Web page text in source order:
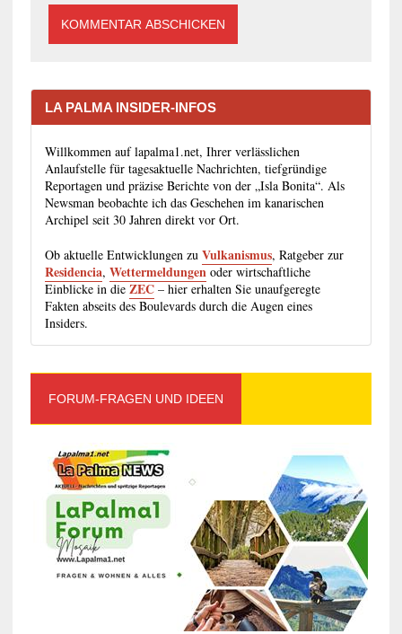
LA PALMA INSIDER-INFOS
Willkommen auf lapalma1.net, Ihrer verlässlichen
Anlaufstelle für tagesaktuelle Nachrichten, tiefgründige
Reportagen und präzise Berichte von der „Isla Bonita“. Als
Newsman beobachte ich das Geschehen im kanarischen
Archipel seit 30 Jahren direkt vor Ort.
Ob aktuelle Entwicklungen zu Vulkanismus, Ratgeber zur
Residencia, Wettermeldungen oder wirtschaftliche
Einblicke in dieZEC– hier erhalten Sie unaufgeregte
Fakten abseits des Boulevards durch die Augen eines
Insiders.
FORUM-FRAGEN UND IDEEN